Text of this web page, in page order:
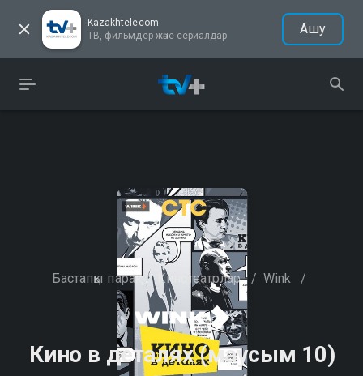
Kazakhtelecom
ТВ, фильмдер және сериалдар
Ашу
Бастапқы парақ / Кинотеатрлар / Wink /
Кино в деталях (маусым 10)